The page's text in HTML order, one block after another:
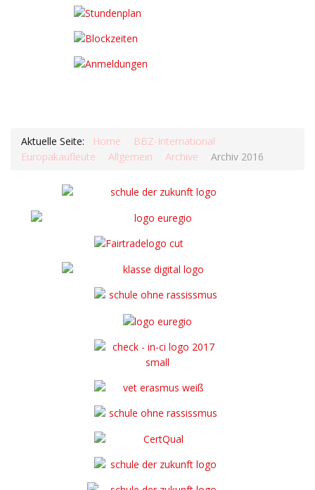
Aktuelle Seite: Home
BBZ-International
Europakaufleute
Allgemein Archive Archiv 2016